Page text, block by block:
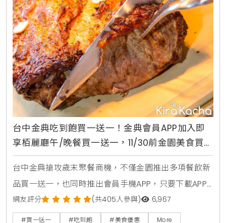
台中金典吃到飽買一送一！金典會員APP加入即
享栢麗廳午/晚餐買一送一，11/30前金園美食買一
送一
台中金典搶攻歲末聚餐商機，不僅金園推出多項餐飲新
品買一送一，也同時推出會員手機APP，只要下載APP
加入會員，即享栢麗廳平日午/晚餐買一送一，消費滿
百元可累積1點，集滿點數就送多項好禮：北京片皮鴨、
網友評分 (共405人參與) 6,967
#買一送一 #吃到飽 #美食優惠 More